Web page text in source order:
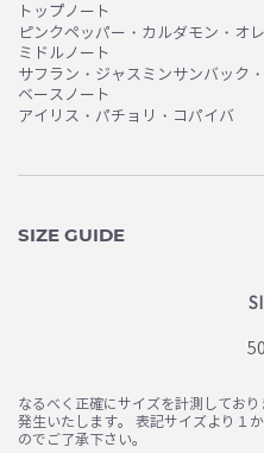
トップノート
ピンクペッパー・カルダモン・オ
ミドルノート
サフラン・ジャスミンサンバック
ベースノート
アイリス・パチョリ・コパイバ
SIZE GUIDE
なるべく正確にサイズを計測してお
発生いたします。 表記サイズより１
のでご了承下さい。